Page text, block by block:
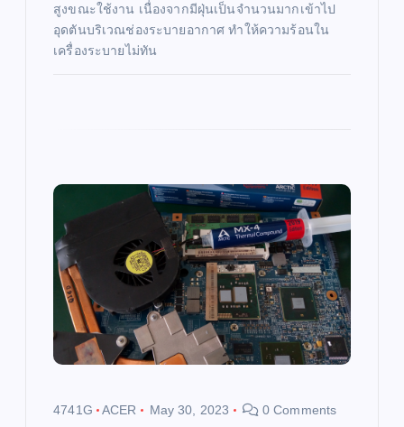
สูงขณะใช้งาน เนื่องจากมีฝุ่นเป็นจำนวนมากเข้าไป
อุดตันบริเวณช่องระบายอากาศ ทำให้ความร้อนใน
เครื่องระบายไม่ทัน
4741G ACER May 30, 2023 0 Comments